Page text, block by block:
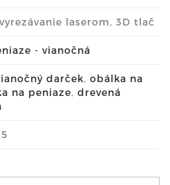
laserom, 3D tlač
- vianočná
darček, obálka na
na peniaze, drevená